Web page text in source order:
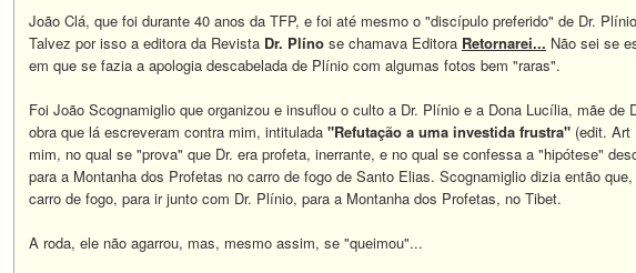
João Clá, que foi durante 40 anos da TFP, e foi até mesmo o "discípulo preferido" de Dr.
Talvez por isso a editora da Revista Dr. Plíno se chamava Editora Retornarei... Não sei se
em que se fazia a apologia descabelada de Plínio com algumas fotos bem "raras".
Foi João Scognamiglio que organizou e insuflou o culto a Dr. Plínio e a Dona Lucília, mãe
obra que lá escreveram contra mim, intitulada "Refutação a uma investida frustra" (edit. Art
mim, no qual se "prova" que Dr. era profeta, inerrante, e no qual se confessa a "hipótese"
para a Montanha dos Profetas no carro de fogo de Santo Elias. Scognamiglio dizia então
carro de fogo, para ir junto com Dr. Plínio, para a Montanha dos Profetas, no Tibet.
A roda, ele não agarrou, mas, mesmo assim, se "queimou"...